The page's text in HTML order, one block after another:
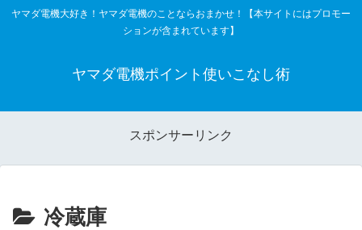
ヤマダ電機大好き！ヤマダ電機のことならおまかせ！【本サイトにはプロモー
ションが含まれています】
ヤマダ電機ポイント使いこなし術
スポンサーリンク
冷蔵庫